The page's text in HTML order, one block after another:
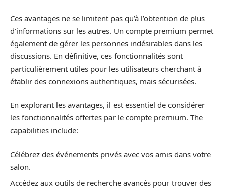
Ces avantages ne se limitent pas qu’à l’obtention de plus
d’informations sur les autres. Un compte premium permet
également de gérer les personnes indésirables dans les
discussions. En définitive, ces fonctionnalités sont
particulièrement utiles pour les utilisateurs cherchant à
établir des connexions authentiques, mais sécurisées.
En explorant les avantages, il est essentiel de considérer
les fonctionnalités offertes par le compte premium. The
capabilities include:
Célébrez des événements privés avec vos amis dans votre
salon.
Accédez aux outils de recherche avancés pour trouver des